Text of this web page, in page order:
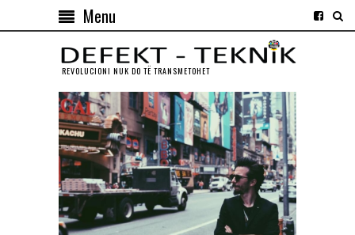
Menu
REVOLUCIONI NUK DO TЁ TRANSMETOHET